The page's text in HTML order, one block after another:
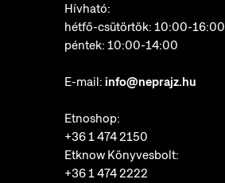
Hívható:
hétfő-csütörtök: 10:00-16:00
péntek: 10:00-14:00
E-mail: info@neprajz.hu
Etnoshop:
+36 1 474 2150
Etknow Könyvesbolt:
+36 1 474 2222